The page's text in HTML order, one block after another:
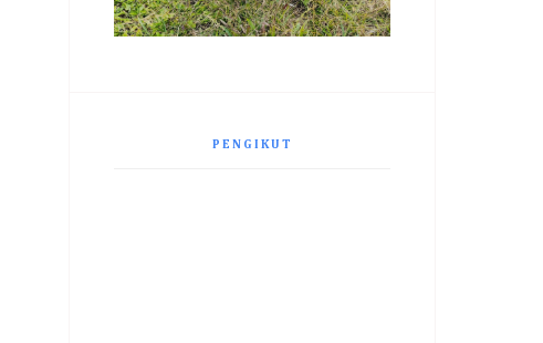
PENGIKUT